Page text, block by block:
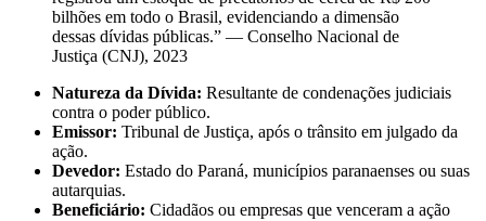
bilhões em todo o Brasil, evidenciando a dimensão
dessas dívidas públicas.” — Conselho Nacional de
Justiça (CNJ), 2023
Natureza da Dívida: Resultante de condenações judiciais
contra o poder público.
Emissor: Tribunal de Justiça, após o trânsito em julgado da
ação.
Devedor: Estado do Paraná, municípios paranaenses ou suas
autarquias.
Beneficiário: Cidadãos ou empresas que venceram a ação